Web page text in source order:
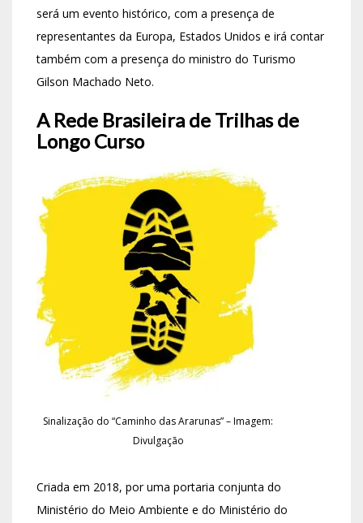
será um evento histórico, com a presença de
representantes da Europa, Estados Unidos e irá contar
também com a presença do ministro do Turismo
Gilson Machado Neto.
A Rede Brasileira de Trilhas de
Longo Curso
Sinalização do “Caminho das Ararunas” – Imagem:
Divulgação
Criada em 2018, por uma portaria conjunta do
Ministério do Meio Ambiente e do Ministério do